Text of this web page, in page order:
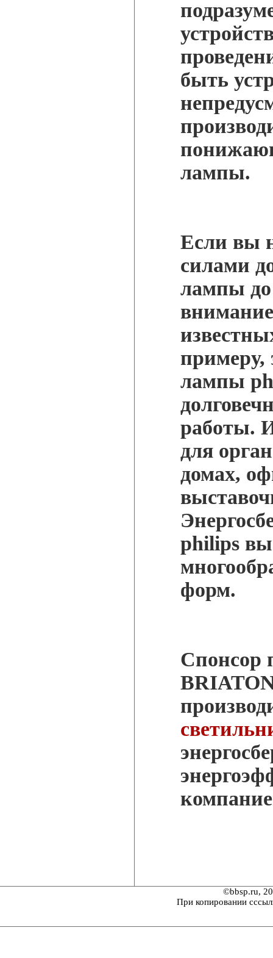
быть
лампы.
Если вы
силами
лампы до
примеру,
лампы
работы.
для
домах,
philips
форм.
Спонсор
©bbsp.ru,
При копировании